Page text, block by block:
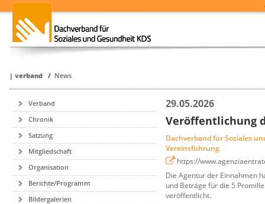
| verband / News
Verband
Chronik
Satzung
Mitgliedschaft
Organisation
Berichte/Programm
Bildergalerien
29.05.2026
Veröffentlichung
Dachverband für Soziales
Vereinsführung
https://
Die Agentur der Einnahmen
und Beträge für die 5
veröffentlicht.